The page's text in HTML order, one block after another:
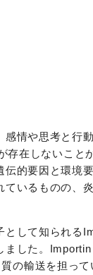
情や思考と行
在しないこ
的要因と環境
いるものの、
して知られる
した。
輸送を担っ